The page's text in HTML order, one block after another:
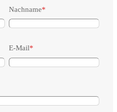
Nachname*
E-Mail*